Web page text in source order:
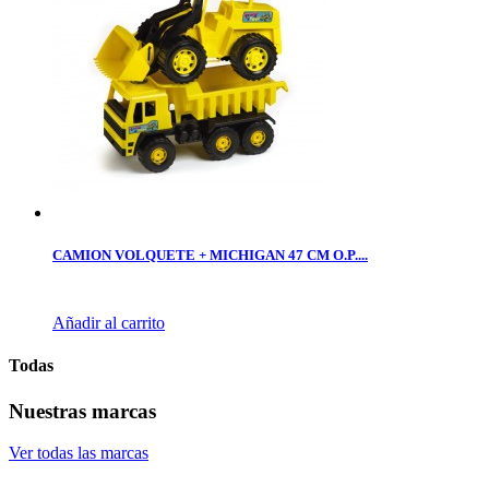
CAMION VOLQUETE + MICHIGAN 47 CM O.P....
Añadir al carrito
Todas
Nuestras marcas
Ver todas las marcas